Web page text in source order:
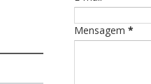
Mensagem *